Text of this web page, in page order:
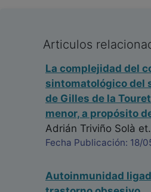
Articulos
La complejidad del
sintomatológico del
de Gilles de la
menor, a propósito
Adrián Triviño Solà
Fecha Publicación: 18/
Autoinmunidad